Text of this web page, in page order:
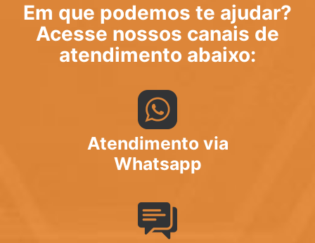
Em que podemos te ajudar?
Acesse nossos canais de
atendimento abaixo:
Atendimento via
Whatsapp